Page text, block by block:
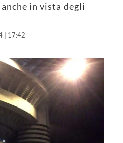
in vista degli
| 17:42